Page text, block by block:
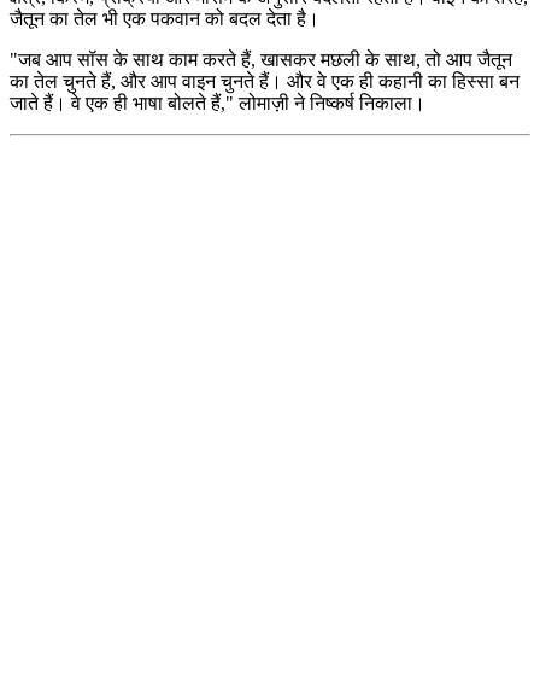
जैतून का तेल भी एक पकवान को बदल देता है।
"जब आप सॉस के साथ काम करते हैं, खासकर मछली के साथ,तो आप जैतून
का तेल चुनते हैं, और आप वाइन चुनते हैं। और वे एक ही कहानी का हिस्सा बन
जाते हैं। वे एक ही भाषा बोलते हैं," लोमाज़ी ने निष्कर्ष निकाला।